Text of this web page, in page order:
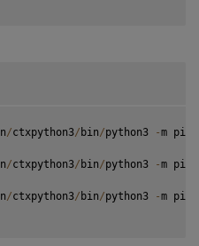
/ctxpython3/ bin/python3 -m
/ctxpython3/ bin/python3 -m pip
/ctxpython3/ bin/python3 -m